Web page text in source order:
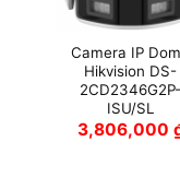
Camera IP
Hikvision DS-
2CD2346G2P-
ISU/SL
3,806,000